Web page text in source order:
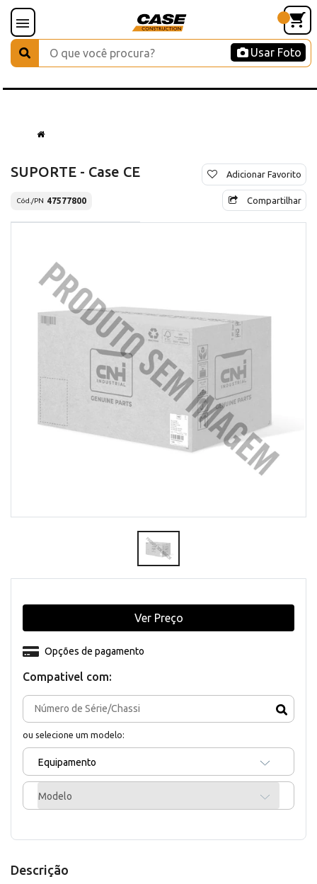
Usar Foto
SUPORTE - Case CE
Cód./PN 47577800
Adicionar Favorito
Compartilhar
Compativel com:
ou selecione um modelo:
Equipamento
Modelo
Opções de pagamento
Ver Preço
Descrição